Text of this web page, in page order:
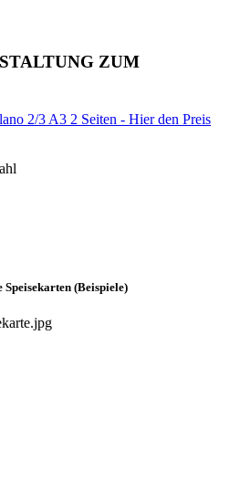
ZUM
(Beispiele)